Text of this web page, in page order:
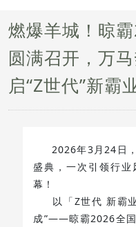
燃爆羊城！晾
圆满召开，万
启“Z世代”新霸
2026年3月24日，
盛典，一次引领行
幕！
以「Z世代 新霸业
成”——晾霸2026全国